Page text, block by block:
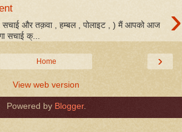
›
सचाई और तक़वा , हम्बल , पोलाइट , ) मैं आपको आज
सचाई क्...
›
Home
View web version
Powered by Blogger.